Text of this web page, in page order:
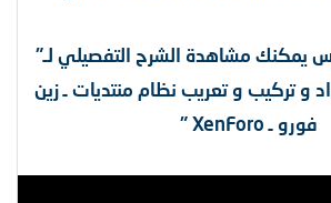
يمكنك مشاهدة الشرح التفصيلي لـ"
و تركيب و تعريب نظام منتديات ـ زين
فورو ـ XenForo "